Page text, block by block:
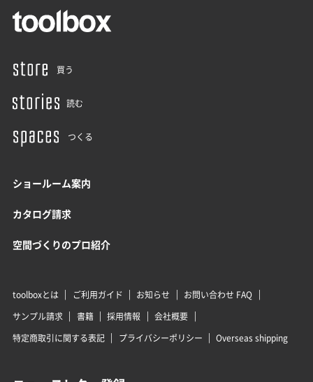
買う
読む
つくる
ショールーム案内
カタログ請求
空間づくりのプロ紹介
toolboxとは ご利用ガイド お知らせ
お問い合わせ FAQ
サンプル請求
書籍 採用情報
会社概要
特定商取引に関する表記
プライバシーポリシー Overseas shipping